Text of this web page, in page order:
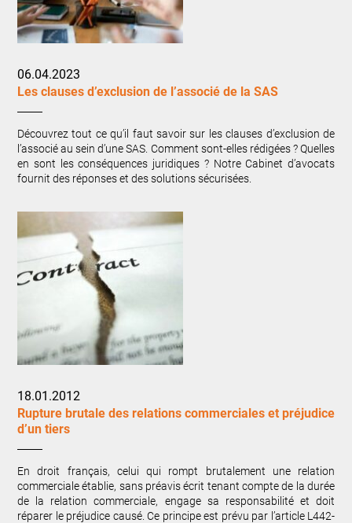
06.04.2023
Les clauses d’exclusion de l’associé de la SAS
Découvrez tout ce qu’il faut savoir sur les clauses d’exclusion de
l’associé au sein d’une SAS. Comment sont-elles rédigées ? Quelles
en sont les conséquences juridiques ? Notre Cabinet d’avocats
fournit des réponses et des solutions sécurisées.
18.01.2012
Rupture brutale des relations commerciales et préjudice
d’un tiers
En droit français, celui qui rompt brutalement une relation
commerciale établie, sans préavis écrit tenant compte de la durée
de la relation commerciale, engage sa responsabilité et doit
réparer le préjudice causé. Ce principe est prévu par l’article L442-